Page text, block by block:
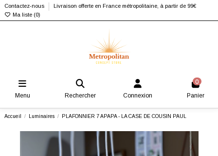
Contactez-nous
Livraison offerte en France métropolitaine, à partir de 99€
Ma liste (0)
Menu Rechercher Connexion
0
Panier
Accueil Luminaires PLAFONNIER 7 APAPA - LA CASE DE COUSIN PAUL